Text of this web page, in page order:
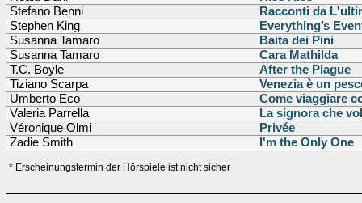
Stefano Benni
Racconti da
Stephen King
Everything’s
Susanna Tamaro
Baita dei Pini
Susanna Tamaro
Cara Mathilda
T.C. Boyle
After the Plague
Tiziano Scarpa
Venezia è un
Umberto Eco
Come viaggiare
Valeria Parrella
La signora che
Véronique Olmi
Privée
Zadie Smith
I'm the Only One
* Erscheinungstermin der Hörspiele ist nicht sicher